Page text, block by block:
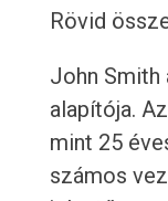
Rövid
John Smith
alapítója.
mint 25
számos